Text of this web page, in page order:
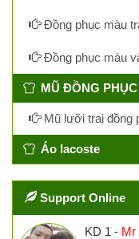
Đồng phục màu
Đồng phục màu
MŨ ĐỒNG PHỤC
Mũ lưỡi trai đồng
Áo lacoste
Support Online
KD 1 - Mr